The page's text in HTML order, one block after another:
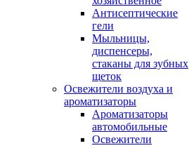
Антисептические
гели
Мыльницы,
диспенсеры,
стаканы для зубных
щеток
Освежители воздуха и
ароматизаторы
Ароматизаторы
автомобильные
Освежители